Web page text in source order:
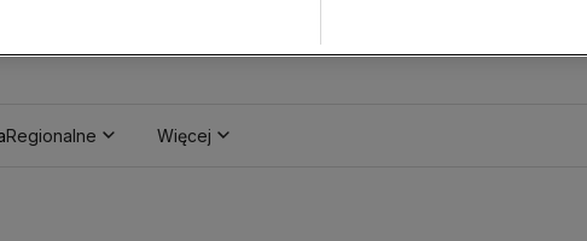
Regionalne Więcej